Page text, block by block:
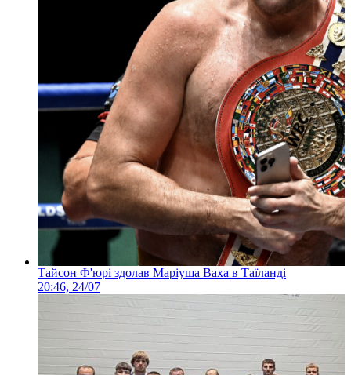
Тайсон Ф'юрі здолав Маріуша Ваха в Таїланді
20:46, 24/07